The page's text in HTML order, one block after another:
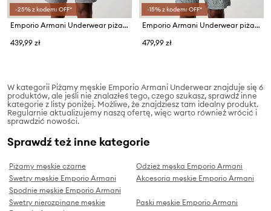
-25% z kodem: OFF*
Emporio Armani Underwear piżama dwuczęściowa męska bawełniana z elastanem
439,99 zł
-15% z kodem: OFF*
Emporio Armani Underwear piżama męska bawełniana
479,99 zł
W kategorii Piżamy męskie Emporio Armani Underwear znajduje się 6
produktów, ale jeśli nie znalazłeś tego, czego szukasz, sprawdź inne
kategorie z listy poniżej. Możliwe, że znajdziesz tam idealny produkt.
Regularnie aktualizujemy naszą ofertę, więc warto również wrócić i
sprawdzić nowości.
Sprawdź też inne kategorie
Piżamy męskie czarne
Odzież męska Emporio Armani
Swetry męskie Emporio Armani
Akcesoria męskie Emporio Armani
Spodnie męskie Emporio Armani
Swetry nierozpinane męskie
Paski męskie Emporio Armani